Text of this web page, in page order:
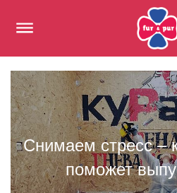
Снимаем стресс –
поможет